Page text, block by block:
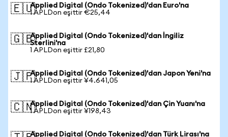
🇪🇺Applied Digital (Ondo Tokenized)'dan Euro'na
1 APLDon eşittir €25,44
🇬🇧Applied Digital (Ondo Tokenized)'dan İngiliz
Sterlini'na
1 APLDon eşittir £21,80
🇯🇵Applied Digital (Ondo Tokenized)'dan Japon Yeni'na
1 APLDon eşittir ¥4.641,05
🇨🇳Applied Digital (Ondo Tokenized)'dan Çin Yuanı'na
1 APLDon eşittir ¥198,43
Applied Digital (Ondo Tokenized)'dan Türk Lirası'na